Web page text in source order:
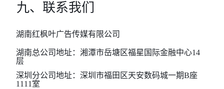
九、联系我们
湖南红枫叶广告传媒有限公司
湖南总公司地址：湘潭市岳塘区福星国际金融中心14
层
深圳分公司地址：深圳市福田区天安数码城一期B座
1111室